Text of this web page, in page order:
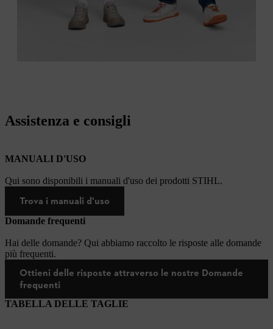
Assistenza e consigli
MANUALI D'USO
Qui sono disponibili i manuali d'uso dei prodotti STIHL.
Trova i manuali d'uso
Domande frequenti
Hai delle domande? Qui abbiamo raccolto le risposte alle domande
più frequenti.
Ottieni delle risposte attraverso le nostre Domande
frequenti
TABELLA DELLE TAGLIE